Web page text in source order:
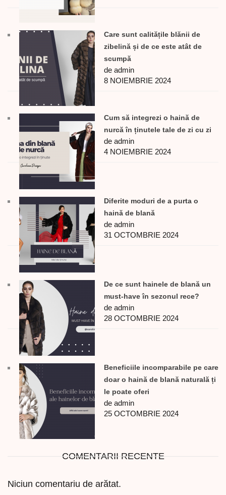
Care sunt calitățile blănii de
zibelină și de ce este atât de
scumpă
de admin
8 NOIEMBRIE 2024
Cum să integrezi o haină de
nurcă în ținutele tale de zi cu zi
de admin
4 NOIEMBRIE 2024
Diferite moduri de a purta o
haină de blană
de admin
31 OCTOMBRIE 2024
De ce sunt hainele de blană un
must-have în sezonul rece?
de admin
28 OCTOMBRIE 2024
Beneficiile incomparabile pe care
doar o haină de blană naturală ți
le poate oferi
de admin
25 OCTOMBRIE 2024
COMENTARII RECENTE
Niciun comentariu de arătat.